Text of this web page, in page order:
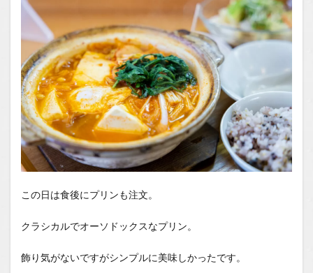
この日は食後にプリンも注文。
クラシカルでオーソドックスなプリン。
飾り気がないですがシンプルに美味しかったです。